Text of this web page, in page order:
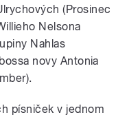
(Prosinec
Nelsona
Nahlas
novy Antonia
písniček v jednom